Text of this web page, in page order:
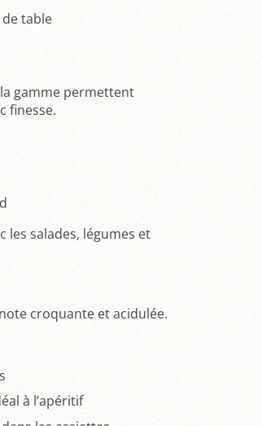
table
gamme permettent
finesse.
les salades, légumes et
croquante et acidulée.
à l’apéritif